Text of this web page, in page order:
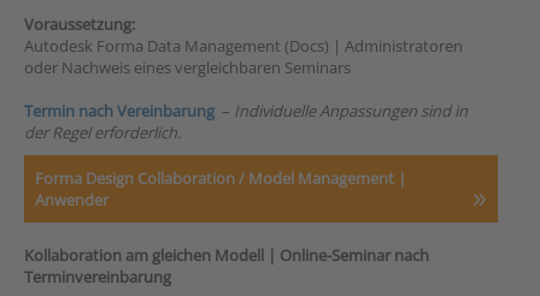
Voraussetzung:
Autodesk Forma Data Management (Docs) | Administratoren
oder Nachweis eines vergleichbaren Seminars
Termin nach Vereinbarung – Individuelle Anpassungen sind in
der Regel erforderlich.
Forma Design Collaboration / Model Management |
Anwender
Kollaboration am gleichen Modell | Online-Seminar nach
Terminvereinbarung